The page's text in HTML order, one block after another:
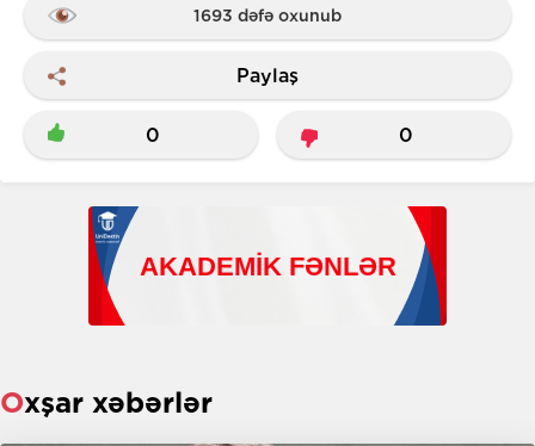
1693 dəfə oxunub
Paylaş
0 0
Oxşar xəbərlər